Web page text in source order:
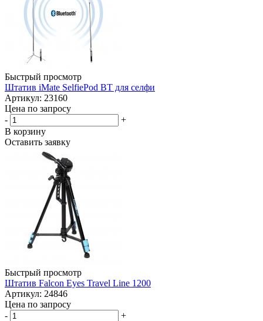
Быстрый просмотр
Штатив iMate SelfiePod BT для селфи
Артикул: 23160
Цена по запросу
-
+
В корзину
Оставить заявку
Быстрый просмотр
Штатив Falcon Eyes Travel Line 1200
Артикул: 24846
Цена по запросу
-
+